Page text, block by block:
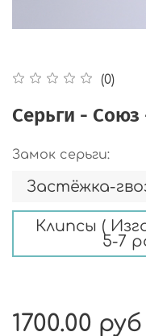
(0)
Серьги - Союз
Замок серьги:
Застёжка-
Клипсы (
5-7
1700.00 руб